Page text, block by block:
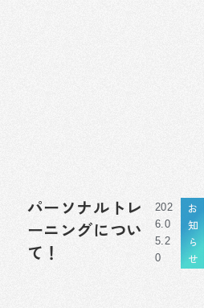
パーソナルトレ
ーニングについ
て！
202
6.0
5.2
0
お
知
ら
せ